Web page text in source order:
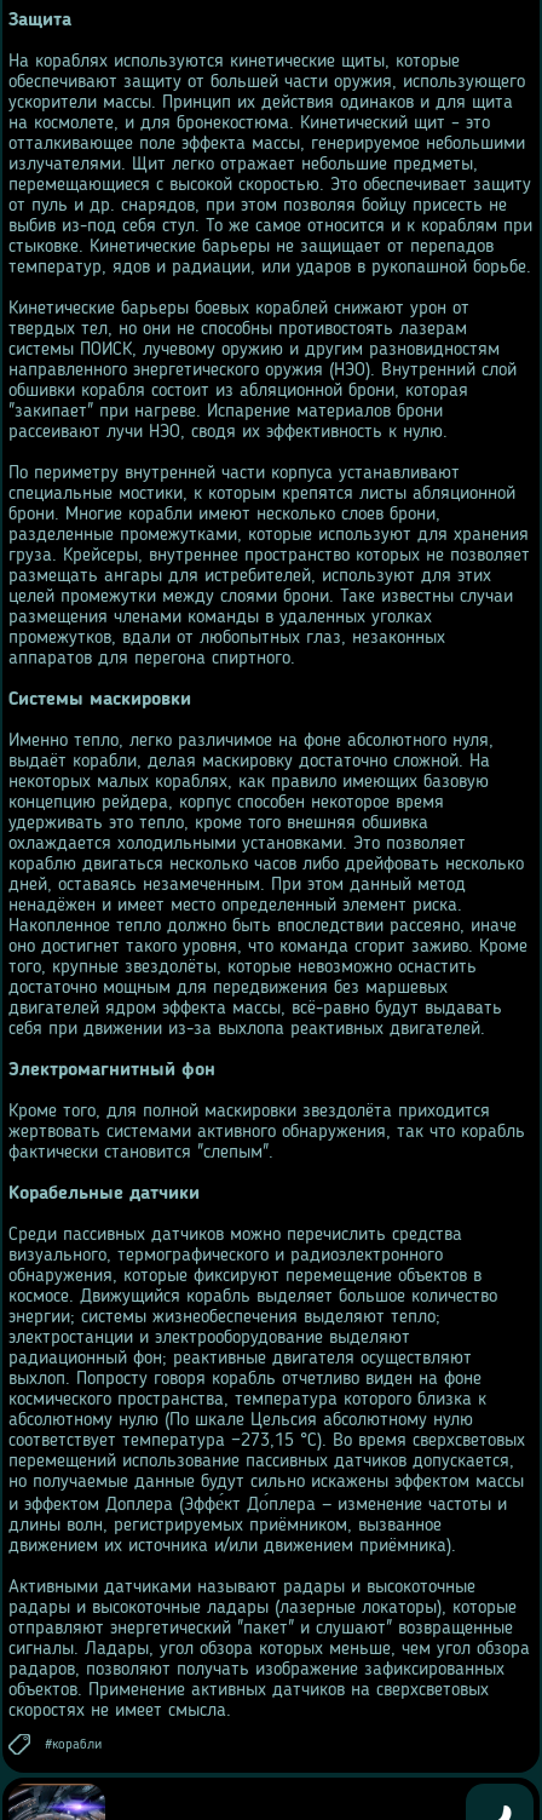
Защита
На кораблях используются кинетические щиты, которые
обеспечивают защиту от большей части оружия, использующего
ускорители массы. Принцип их действия одинаков и для щита
на космолете, и для бронекостюма. Кинетический щит – это
отталкивающее поле эффекта массы, генерируемое небольшими
излучателями. Щит легко отражает небольшие предметы,
перемещающиеся с высокой скоростью. Это обеспечивает защиту
от пуль и др. снарядов, при этом позволяя бойцу присесть не
выбив из-под себя стул. То же самое относится и к кораблям при
стыковке. Кинетические барьеры не защищает от перепадов
температур, ядов и радиации, или ударов в рукопашной борьбе.
Кинетические барьеры боевых кораблей снижают урон от
твердых тел, но они не способны противостоять лазерам
системы ПОИСК, лучевому оружию и другим разновидностям
направленного энергетического оружия (НЭО). Внутренний слой
обшивки корабля состоит из абляционной брони, которая
"закипает" при нагреве. Испарение материалов брони
рассеивают лучи НЭО, сводя их эффективность к нулю.
По периметру внутренней части корпуса устанавливают
специальные мостики, к которым крепятся листы абляционной
брони. Многие корабли имеют несколько слоев брони,
разделенные промежутками, которые используют для хранения
груза. Крейсеры, внутреннее пространство которых не позволяет
размещать ангары для истребителей, используют для этих
целей промежутки между слоями брони. Таке известны случаи
размещения членами команды в удаленных уголках
промежутков, вдали от любопытных глаз, незаконных
аппаратов для перегона спиртного.
Системы маскировки
Именно тепло, легко различимое на фоне абсолютного нуля,
выдаёт корабли, делая маскировку достаточно сложной. На
некоторых малых кораблях, как правило имеющих базовую
концепцию рейдера, корпус способен некоторое время
удерживать это тепло, кроме того внешняя обшивка
охлаждается холодильными установками. Это позволяет
кораблю двигаться несколько часов либо дрейфовать несколько
дней, оставаясь незамеченным. При этом данный метод
ненадёжен и имеет место определенный элемент риска.
Накопленное тепло должно быть впоследствии рассеяно, иначе
оно достигнет такого уровня, что команда сгорит заживо. Кроме
того, крупные звездолёты, которые невозможно оснастить
достаточно мощным для передвижения без маршевых
двигателей ядром эффекта массы, всё-равно будут выдавать
себя при движении из-за выхлопа реактивных двигателей.
Электромагнитный фон
Кроме того, для полной маскировки звездолёта приходится
жертвовать системами активного обнаружения, так что корабль
фактически становится "слепым".
Корабельные датчики
Среди пассивных датчиков можно перечислить средства
визуального, термографического и радиоэлектронного
обнаружения, которые фиксируют перемещение объектов в
космосе. Движущийся корабль выделяет большое количество
энергии; системы жизнеобеспечения выделяют тепло;
электростанции и электрооборудование выделяют
радиационный фон; реактивные двигателя осуществляют
выхлоп. Попросту говоря корабль отчетливо виден на фоне
космического пространства, температура которого близка к
абсолютному нулю (По шкале Цельсия абсолютному нулю
соответствует температура −273,15 °C). Во время сверхсветовых
перемещений использование пассивных датчиков допускается,
но получаемые данные будут сильно искажены эффектом массы
и эффектом Доплера (Эффе́кт До́плера — изменение частоты и
длины волн, регистрируемых приёмником, вызванное
движением их источника и/или движением приёмника).
Активными датчиками называют радары и высокоточные
радары и высокоточные ладары (лазерные локаторы), которые
отправляют энергетический "пакет" и слушают" возвращенные
сигналы. Ладары, угол обзора которых меньше, чем угол обзора
радаров, позволяют получать изображение зафиксированных
объектов. Применение активных датчиков на сверхсветовых
скоростях не имеет смысла.
корабли